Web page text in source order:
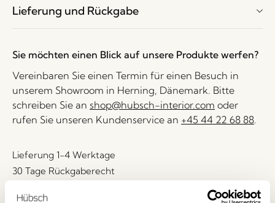
Lieferung und Rückgabe
Sie möchten einen Blick auf unsere Produkte werfen?
Vereinbaren Sie einen Termin für einen Besuch in
unserem Showroom in Herning, Dänemark. Bitte
schreiben Sie an shop@hubsch-interior.com oder
rufen Sie unseren Kundenservice an +45 44 22 68 88.
Lieferung 1-4 Werktage
30 Tage Rückgaberecht